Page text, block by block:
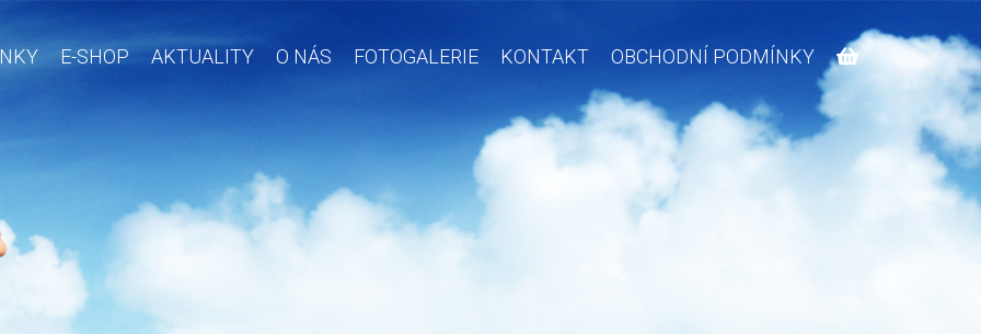
E-SHOP AKTUALITY O NÁS FOTOGALERIE KONTAKT OBCHODNÍ PODMÍNKY